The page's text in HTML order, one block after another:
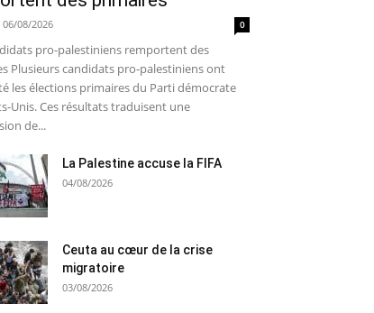
06/08/2026 0
pro-palestiniens remportent des
Plusieurs candidats pro-palestiniens ont
les élections primaires du Parti démocrate
Unis. Ces résultats traduisent une
de...
La Palestine accuse la FIFA
04/08/2026
Ceuta au cœur de la crise
migratoire
03/08/2026